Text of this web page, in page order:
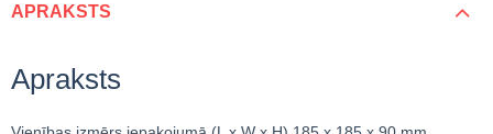
APRAKSTS
Apraksts